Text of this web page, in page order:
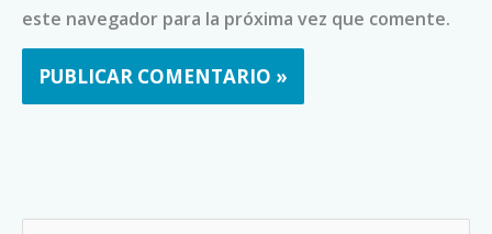
este navegador para la próxima vez que comente.